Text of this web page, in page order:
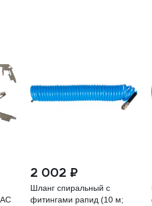
2 002 ₽
Шланг спиральный с
фитингами рапид (10 м;